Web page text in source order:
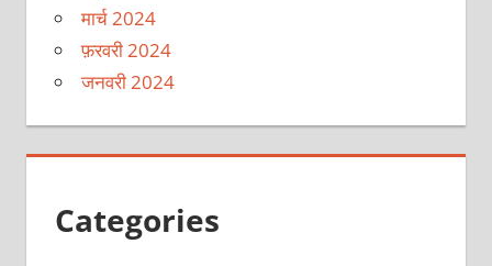
मार्च 2024
फ़रवरी 2024
जनवरी 2024
Categories